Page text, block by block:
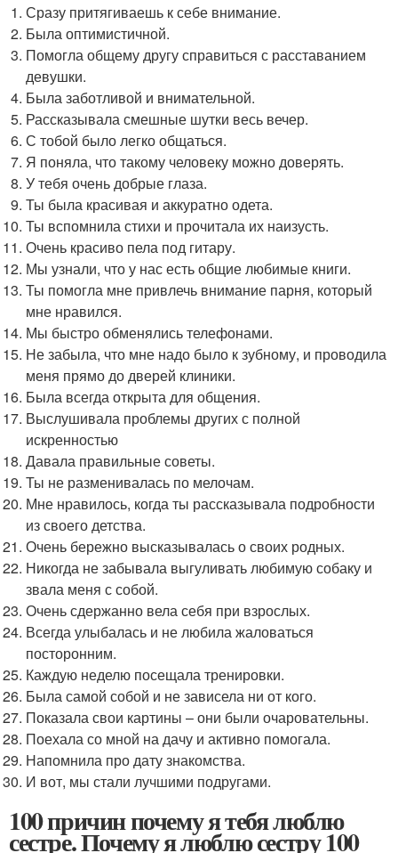
Сразу притягиваешь к себе внимание.
Была оптимистичной.
Помогла общему другу справиться с расставанием
девушки.
Была заботливой и внимательной.
Рассказывала смешные шутки весь вечер.
С тобой было легко общаться.
Я поняла, что такому человеку можно доверять.
У тебя очень добрые глаза.
Ты была красивая и аккуратно одета.
Ты вспомнила стихи и прочитала их наизусть.
Очень красиво пела под гитару.
Мы узнали, что у нас есть общие любимые книги.
Ты помогла мне привлечь внимание парня, который
мне нравился.
Мы быстро обменялись телефонами.
Не забыла, что мне надо было к зубному, и проводила
меня прямо до дверей клиники.
Была всегда открыта для общения.
Выслушивала проблемы других с полной
искренностью
Давала правильные советы.
Ты не разменивалась по мелочам.
Мне нравилось, когда ты рассказывала подробности
из своего детства.
Очень бережно высказывалась о своих родных.
Никогда не забывала выгуливать любимую собаку и
звала меня с собой.
Очень сдержанно вела себя при взрослых.
Всегда улыбалась и не любила жаловаться
посторонним.
Каждую неделю посещала тренировки.
Была самой собой и не зависела ни от кого.
Показала свои картины – они были очаровательны.
Поехала со мной на дачу и активно помогала.
Напомнила про дату знакомства.
И вот, мы стали лучшими подругами.
100 причин почему я тебя люблю
сестре. Почему я люблю сестру 100